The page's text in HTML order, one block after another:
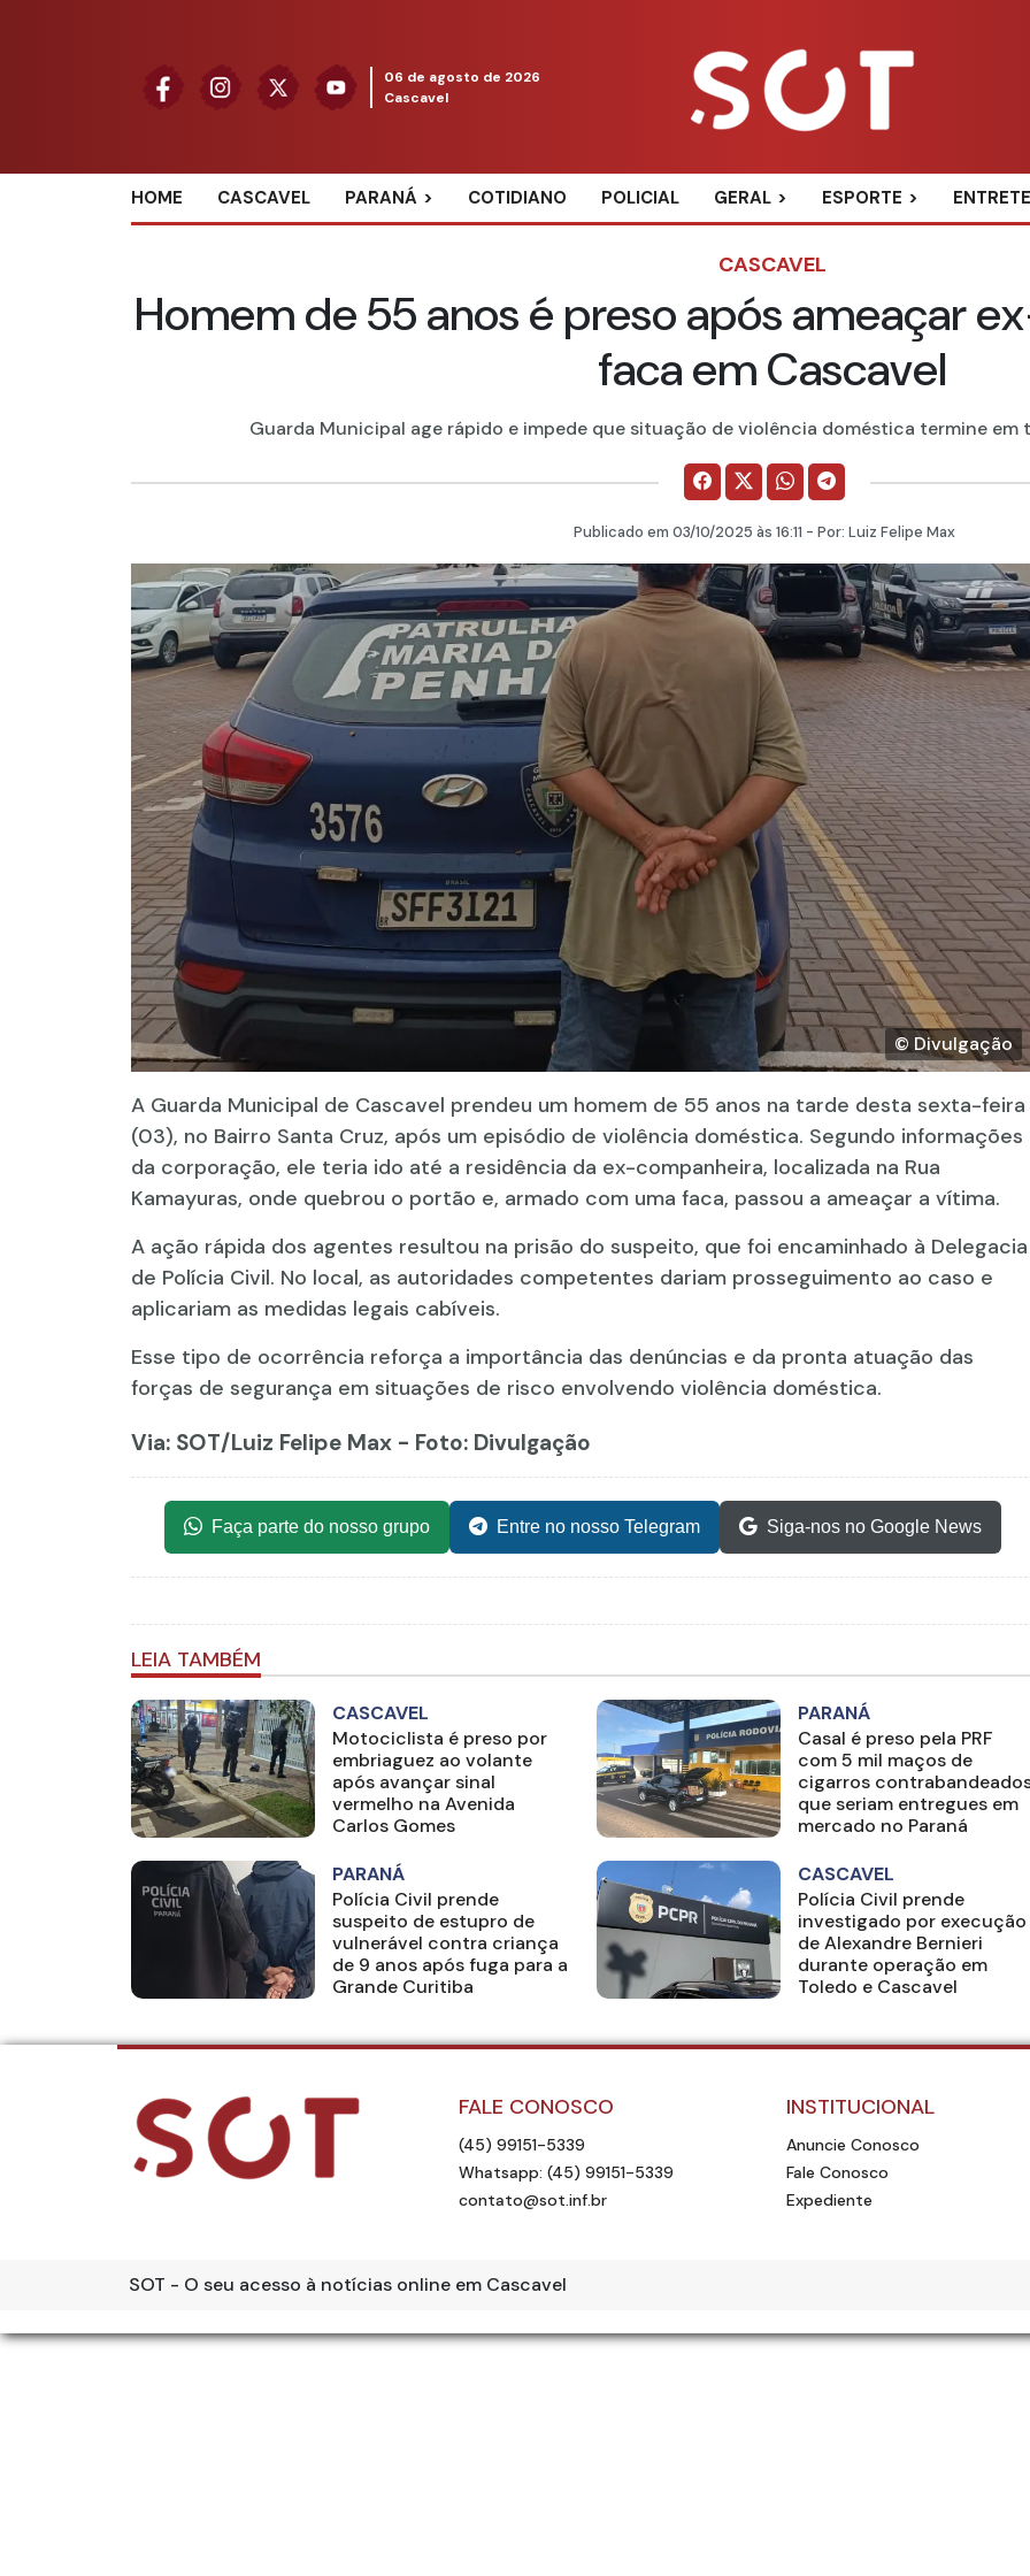
06 de agosto de 2026
Cascavel
HOME CASCAVEL PARANÁ COTIDIANO POLICIAL GERAL ESPORTE
CASCAVEL
Homem de 55 anos é preso após ameaçar
faca em Cascavel
Guarda Municipal age rápido e impede que situação de violência doméstica termine em
Publicado em 03/10/2025 às 16:11 - Por: Luiz Felipe Max
© Divulgação
A Guarda Municipal de Cascavel prendeu um homem de 55 anos na tarde desta sexta-feira
(03), no Bairro Santa Cruz, após um episódio de violência doméstica. Segundo informações
da corporação, ele teria ido até a residência da ex-companheira, localizada na Rua
Kamayuras, onde quebrou o portão e, armado com uma faca, passou a ameaçar a vítima.
A ação rápida dos agentes resultou na prisão do suspeito, que foi encaminhado à Delegacia
de Polícia Civil. No local, as autoridades competentes dariam prosseguimento ao caso e
aplicariam as medidas legais cabíveis.
Esse tipo de ocorrência reforça a importância das denúncias e da pronta atuação das
forças de segurança em situações de risco envolvendo violência doméstica.
Via: SOT/Luiz Felipe Max - Foto: Divulgação
Faça parte do nosso grupo Entre no nosso Telegram Siga-nos no Google News
LEIA TAMBÉM
CASCAVEL
Motociclista é preso por
embriaguez ao volante
após avançar sinal
vermelho na Avenida
Carlos Gomes
PARANÁ
Casal é preso pela PRF
com 5 mil maços de
cigarros
que seriam entregues em
mercado no Paraná
PARANÁ
Polícia Civil prende
suspeito de estupro de
vulnerável contra criança
de 9 anos após fuga para a
Grande Curitiba
CASCAVEL
Polícia Civil prende
investigado por execução
de Alexandre Bernieri
durante operação em
Toledo e Cascavel
FALE CONOSCO
(45) 99151-5339
Whatsapp: (45) 99151-5339
contato@sot.inf.br
INSTITUCIONAL
Anuncie Conosco
Fale Conosco
Expediente
SOT - O seu acesso à notícias online em Cascavel